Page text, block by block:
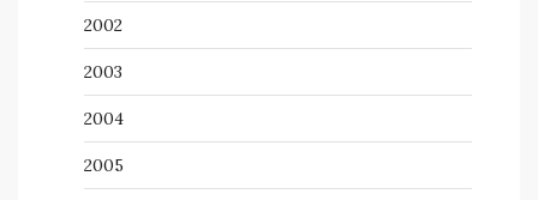
2002
2003
2004
2005